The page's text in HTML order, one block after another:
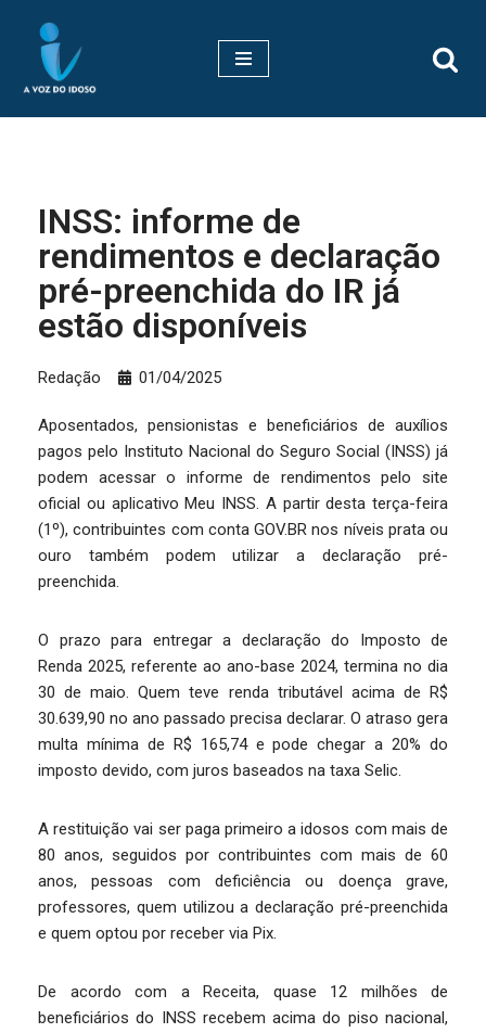
Pular
para
INSS: informe de
rendimentos e declaração
pré-preenchida do IR já
estão disponíveis
Redação 01/04/2025
Aposentados, pensionistas e beneficiários de auxílios
pagos pelo Instituto Nacional do Seguro Social (INSS) já
podem acessar o informe de rendimentos pelo site
oficial ou aplicativo Meu INSS. A partir desta terça-feira
(1º), contribuintes com conta GOV.BR nos níveis prata ou
ouro também podem utilizar a declaração pré-
preenchida.
O prazo para entregar a declaração do Imposto de
Renda 2025, referente ao ano-base 2024, termina no dia
30 de maio. Quem teve renda tributável acima de R$
30.639,90 no ano passado precisa declarar. O atraso gera
multa mínima de R$ 165,74 e pode chegar a 20% do
imposto devido, com juros baseados na taxa Selic.
A restituição vai ser paga primeiro a idosos com mais de
80 anos, seguidos por contribuintes com mais de 60
anos, pessoas com deficiência ou doença grave,
professores, quem utilizou a declaração pré-preenchida
e quem optou por receber via Pix.
De acordo com a Receita, quase 12 milhões de
beneficiários do INSS recebem acima do piso nacional,